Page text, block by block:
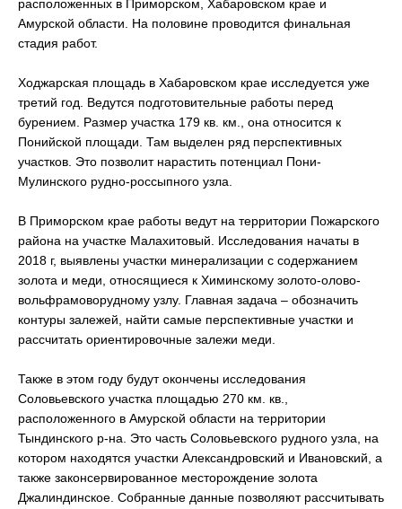
расположенных в Приморском, Хабаровском крае и
Амурской области. На половине проводится финальная
стадия работ.
Ходжарская площадь в Хабаровском крае исследуется уже
третий год. Ведутся подготовительные работы перед
бурением. Размер участка 179 кв. км., она относится к
Понийской площади. Там выделен ряд перспективных
участков. Это позволит нарастить потенциал Пони-
Мулинского рудно-россыпного узла.
В Приморском крае работы ведут на территории Пожарского
района на участке Малахитовый. Исследования начаты в
2018 г, выявлены участки минерализации с содержанием
золота и меди, относящиеся к Химинскому золото-олово-
вольфрамоворудному узлу. Главная задача – обозначить
контуры залежей, найти самые перспективные участки и
рассчитать ориентировочные залежи меди.
Также в этом году будут окончены исследования
Соловьевского участка площадью 270 км. кв.,
расположенного в Амурской области на территории
Тындинского р-на. Это часть Соловьевского рудного узла, на
котором находятся участки Александровский и Ивановский, а
также законсервированное месторождение золота
Джалиндинское. Собранные данные позволяют рассчитывать